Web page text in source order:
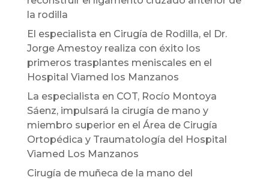
la rodilla
El especialista en Cirugía de Rodilla, el Dr.
Jorge Amestoy realiza con éxito los
primeros trasplantes meniscales en el
Hospital Viamed los Manzanos
La especialista en COT, Rocío Montoya
Sáenz, impulsará la cirugía de mano y
miembro superior en el Área de Cirugía
Ortopédica y Traumatología del Hospital
Viamed Los Manzanos
Cirugía de muñeca de la mano del